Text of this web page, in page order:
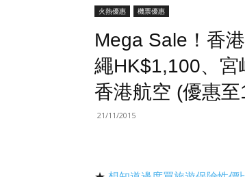
火熱優惠
機票優惠
Mega Sale！香
繩HK$1,100、
香港航空 (優惠
21/11/2015